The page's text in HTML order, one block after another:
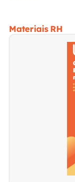
Materiais RH